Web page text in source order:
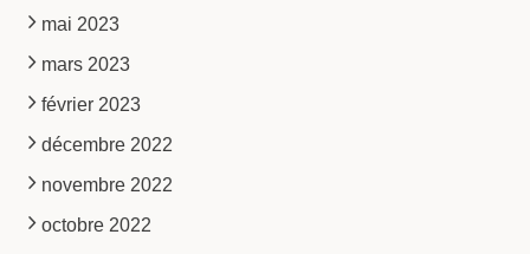
mai 2023
mars 2023
février 2023
décembre 2022
novembre 2022
octobre 2022